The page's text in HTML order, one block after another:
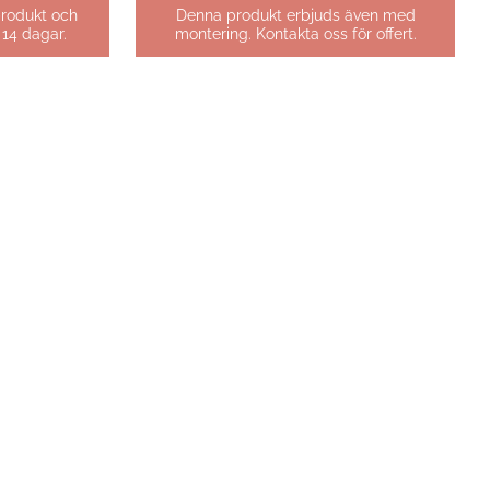
och
dagar.
Denna produkt erbjuds även med
montering. Kontakta oss för offert.